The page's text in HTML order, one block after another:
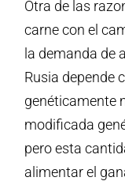
Otra de las
carne con el
la demanda de
Rusia depende
genéticamente
modificada
pero esta
alimentar el